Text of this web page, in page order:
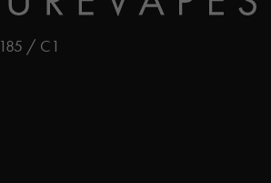
/ C1